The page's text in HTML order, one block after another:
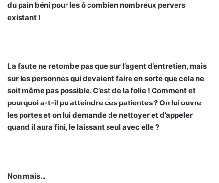
du pain béni pour les ô combien nombreux pervers
existant !
La faute ne retombe pas que sur l’agent d’entretien, mais
sur les personnes qui devaient faire en sorte que cela ne
soit même pas possible. C’est de la folie ! Comment et
pourquoi a-t-il pu atteindre ces patientes ? On lui ouvre
les portes et on lui demande de nettoyer et d’appeler
quand il aura fini, le laissant seul avec elle ?
Non mais…